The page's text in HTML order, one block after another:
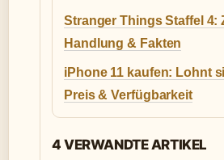
Stranger Things Staffel 4:
Handlung & Fakten
iPhone 11 kaufen: Lohnt
Preis & Verfügbarkeit
4 VERWANDTE ARTIKEL